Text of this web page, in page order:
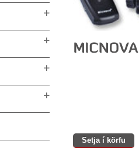
Setja í körfu